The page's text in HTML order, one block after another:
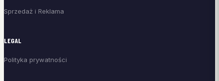
Sprzedaż i Reklama
LEGAL
Polityka prywatności